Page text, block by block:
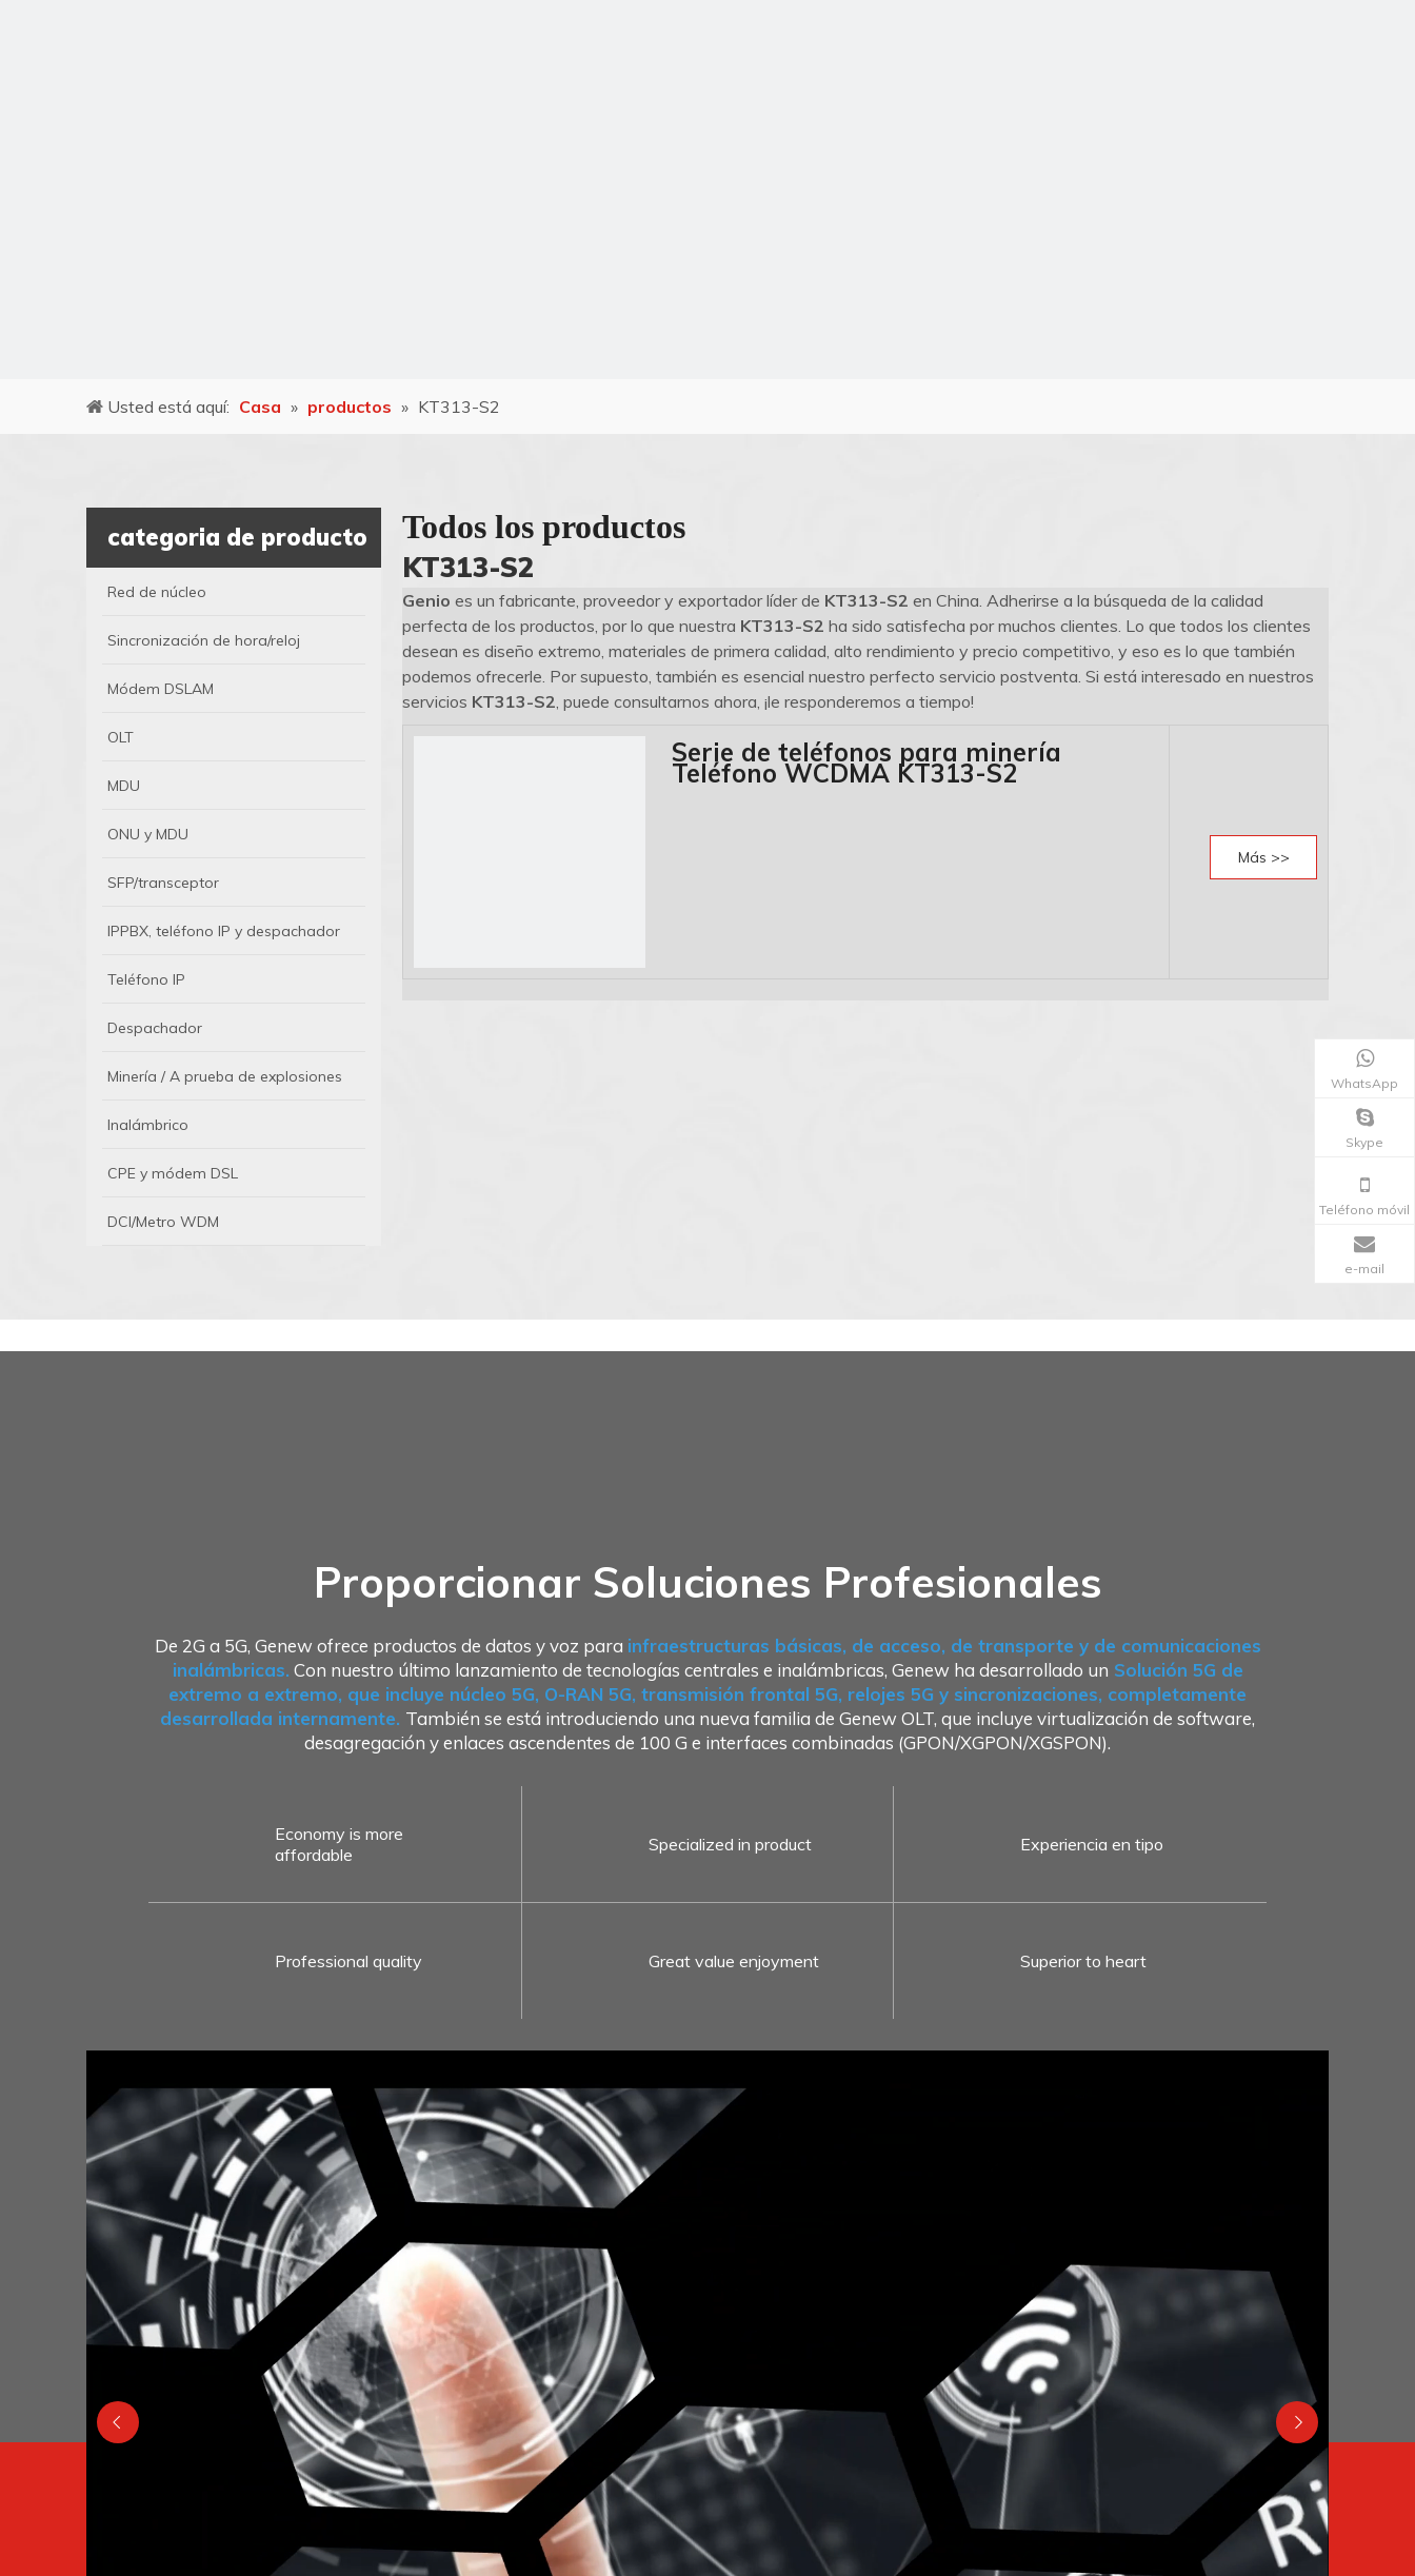
Usted está aquí: Casa » productos » KT313-S2
categoria de producto
Red de núcleo
Sincronización de hora/reloj
Módem DSLAM
OLT
MDU
ONU y MDU
SFP/transceptor
IPPBX, teléfono IP y despachador
Teléfono IP
Despachador
Minería / A prueba de explosiones
Inalámbrico
CPE y módem DSL
DCI/Metro WDM
Todos los productos
KT313-S2
Genio es un fabricante, proveedor y exportador líder de KT313-S2 en China. Adherirse a la búsqueda de la calidad
perfecta de los productos, por lo que nuestra KT313-S2 ha sido satisfecha por muchos clientes. Lo que todos los clientes
desean es diseño extremo, materiales de primera calidad, alto rendimiento y precio competitivo, y eso es lo que también
podemos ofrecerle. Por supuesto, también es esencial nuestro perfecto servicio postventa. Si está interesado en nuestros
servicios KT313-S2, puede consultarnos ahora, ¡le responderemos a tiempo!
Serie de teléfonos para minería
Teléfono WCDMA KT313-S2
Más >>
Proporcionar Soluciones Profesionales
De 2G a 5G, Genew ofrece productos de datos y voz para infraestructuras básicas, de acceso, de transporte y de comunicaciones
inalámbricas. Con nuestro último lanzamiento de tecnologías centrales e inalámbricas, Genew ha desarrollado un Solución 5G de
extremo a extremo, que incluye núcleo 5G, O-RAN 5G, transmisión frontal 5G, relojes 5G y sincronizaciones, completamente
desarrollada internamente. También se está introduciendo una nueva familia de Genew OLT, que incluye virtualización de software,
desagregación y enlaces ascendentes de 100 G e interfaces combinadas (GPON/XGPON/XGSPON).
Economy is more
affordable
Specialized in product Experiencia en tipo
Professional quality Great value enjoyment Superior to heart
WhatsApp
Skype
Teléfono móvil
e-mail